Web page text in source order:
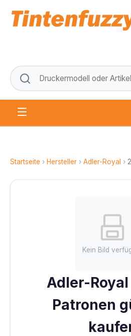
Startseite › Hersteller › Adler-Royal ›
Kein Bild
Adler-
Patronen